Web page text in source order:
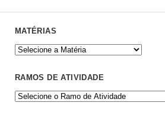
MATÉRIAS
RAMOS DE ATIVIDADE